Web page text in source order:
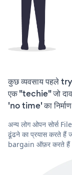
कुछ व्यवसाय पहले
एक "techie" जो
'no time' का
अन्य लोग ओपन सोर्स
ढूंढने का प्रयास करते
bargain ऑफ़र करते